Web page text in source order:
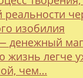
изобилия
денежный
жизнь легче
чем…